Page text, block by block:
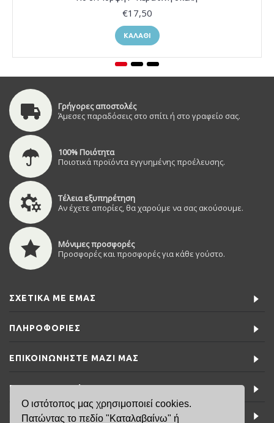
Ο ιστότοπος μας χρησιμοποιεί cookies.
Πατώντας το πεδίο "Καταλαβαίνω" ή
€17,50
ΚΑΛΆΘΙ
Γρήγορες αποστολές
Άμεσες παραδόσεις στο σπίτι ή στο γραφείο σας.
100% Ποιότητα
Ποιοτικά προϊόντα εγγυημένης προέλευσης.
Τέλεια εξυπηρέτηση
Αν έχετε απορίες, θα χαρούμε να σας ακούσουμε.
Μόνιμες προσφορές
Προσφορές και προσφορές για κάθε γούστο.
ΣΧΕΤΙΚΆ ΜΕ ΕΜΆΣ
ΠΛΗΡΟΦΟΡΊΕΣ
ΕΠΙΚΟΙΝΩΝΉΣΤΕ ΜΑΖΊ ΜΑΣ
ΕΙΔΙΚΈΣ ΠΡΟΣΦΟΡΈΣ
ΤΕΛΕΥΤΑΊΑ ΝΈΑ